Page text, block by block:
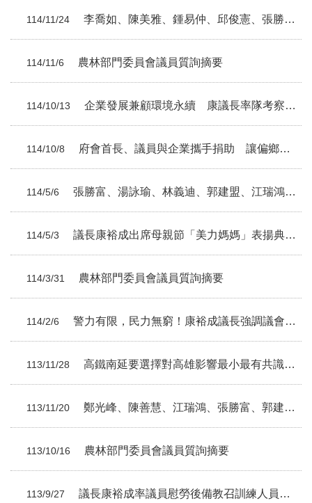
114/11/24 李喬如、陳美雅、鍾易仲、邱俊憲、張勝富議員總質詢摘要
114/11/6 農林部門委員會議員質詢摘要
114/10/13 企業發展兼顧環境永續 康議長率隊考察中鋼公司
114/10/8 府會首長、議員與企業攜手捐助 讓偏鄉小學生也有馬戲夢
114/5/6 張勝富、湯詠瑜、林義迪、郭建盟、江瑞鴻議員總質詢摘要
114/5/3 議長康裕成出席母親節「美力媽媽」表揚典禮 溫柔感謝40位母親無私奉獻
114/3/31 農林部門委員會議員質詢摘要
114/2/6 警力有限，民力無窮！康裕成議長強調議會不分黨派支持警察局設備與人力補充
113/11/28 高鐵南延要選擇對高雄影響最小最有共識方案
113/11/20 鄭光峰、陳善慧、江瑞鴻、張勝富、郭建盟議員總質詢摘要
113/10/16 農林部門委員會議員質詢摘要
113/9/27 議長康裕成率議員慰勞後備教召訓練人員， 感謝國防戰力最佳後盾